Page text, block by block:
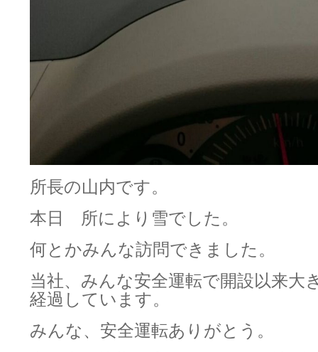
所長の山内です。
本日 所により雪でした。
何とかみんな訪問できました。
当社、みんな安全運転で開設以来大
経過しています。
みんな、安全運転ありがとう。